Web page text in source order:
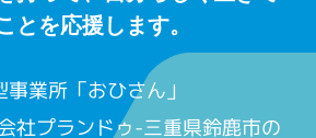
とを応援します。
業所「おひさん」
社プランドゥ-三重県鈴鹿市の